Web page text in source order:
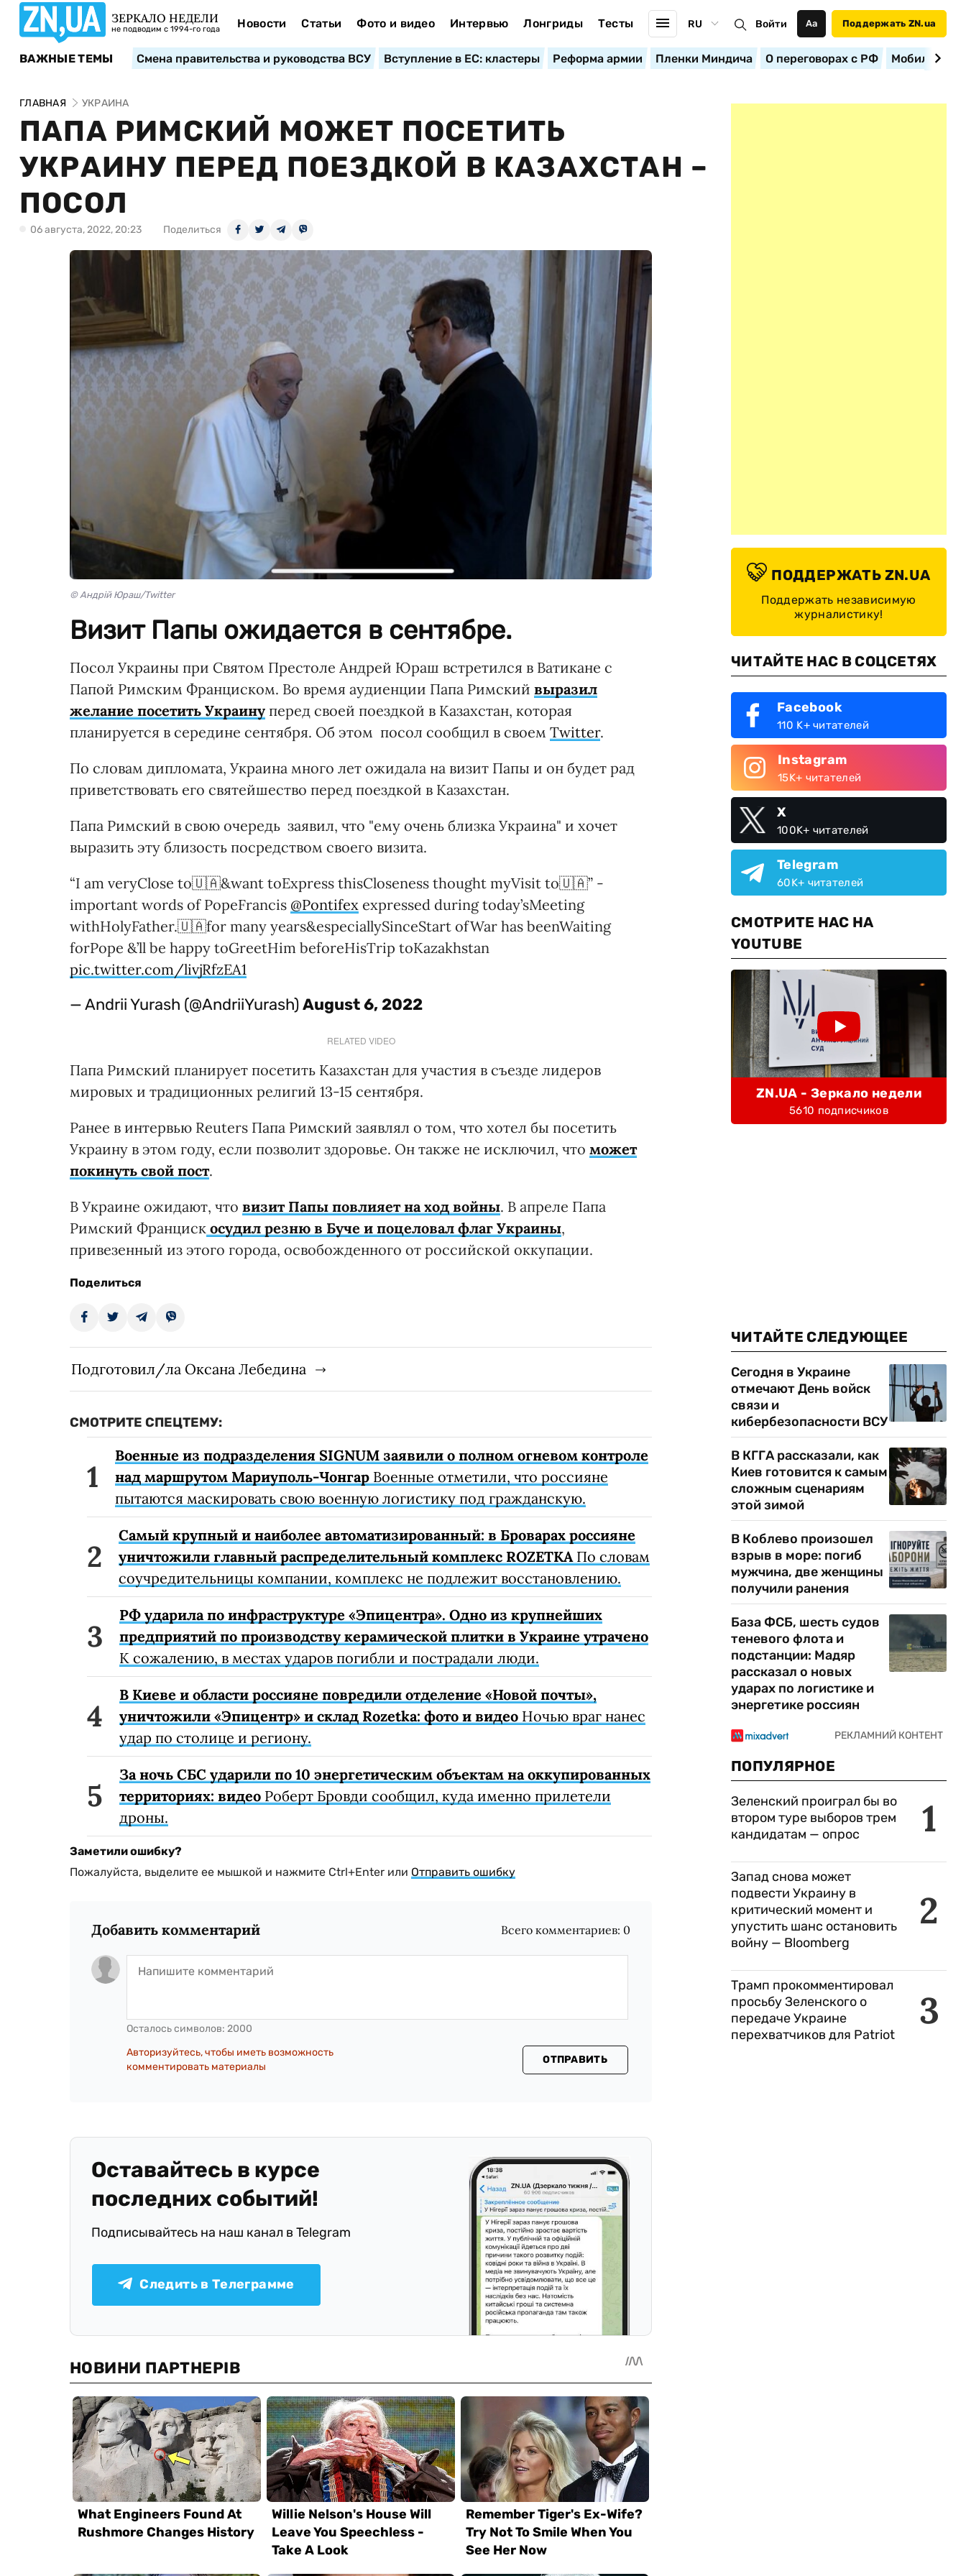
ЗЕРКАЛО НЕДЕЛИ
не подводим с 1994-го года Новости Статьи Фото и видео Интервью Лонгриды Тесты RU Войти Аа Поддержать ZN.ua
ВАЖНЫЕ ТЕМЫ Смена правительства и руководства ВСУ Вступление в ЕС: кластеры Реформа армии Пленки Миндича О переговорах с РФ
ГЛАВНАЯ УКРАИНА
ПАПА РИМСКИЙ МОЖЕТ ПОСЕТИТЬ
УКРАИНУ ПЕРЕД ПОЕЗДКОЙ В КАЗАХСТАН –
ПОСОЛ
06 августа, 2022, 20:23 Поделиться
© Андрій Юраш/Twitter
Визит Папы ожидается в сентябре.
Посол Украины при Святом Престоле Андрей Юраш встретился в Ватикане с
Папой Римским Франциском. Во время аудиенции Папа Римский выразил
желание посетить Украину перед своей поездкой в Казахстан, которая
планируется в середине сентября. Об этом посол сообщил в своем Twitter.
По словам дипломата, Украина много лет ожидала на визит Папы и он будет рад
приветствовать его святейшество перед поездкой в ​​Казахстан.
Папа Римский в свою очередь заявил, что "ему очень близка Украина" и хочет
выразить эту близость посредством своего визита.
“I am veryClose to🇺🇦&want toExpress thisCloseness thought myVisit to🇺🇦” -
important words of PopeFrancis @Pontifex expressed during today’sMeeting
withHolyFather.🇺🇦for many years&especiallySinceStart ofWar has beenWaiting
forPope &’ll be happy toGreetHim beforeHisTrip toKazakhstan
pic.twitter.com/livjRfzEA1
— Andrii Yurash (@AndriiYurash)August 6, 2022
RELATED VIDEO
Папа Римский планирует посетить Казахстан для участия в съезде лидеров
мировых и традиционных религий 13-15 сентября.
Ранее в интервью Reuters Папа Римский заявлял о том, что хотел бы посетить
Украину в этом году, если позволит здоровье. Он также не исключил, что может
покинуть свой пост.
В Украине ожидают, что визит Папы повлияет на ход войны. В апреле Папа
Римский Франциск осудил резню в Буче и поцеловал флаг Украины,
привезенный из этого города, освобожденного от российской оккупации.
Поделиться
Подготовил/ла Оксана Лебедина
СМОТРИТЕ СПЕЦТЕМУ:
Военные из подразделения SIGNUM заявили о полном огневом контроле
над маршрутом Мариуполь-Чонгар Военные отметили, что россияне
пытаются маскировать свою военную логистику под гражданскую.
Самый крупный и наиболее автоматизированный: в Броварах россияне
уничтожили главный распределительный комплекс ROZETKAПо словам
соучредительницы компании, комплекс не подлежит восстановлению.
РФ ударила по инфраструктуре «Эпицентра». Одно из крупнейших
предприятий по производству керамической плитки в Украине утрачено
К сожалению, в местах ударов погибли и пострадали люди.
В Киеве и области россияне повредили отделение «Новой почты»,
уничтожили «Эпицентр» и склад Rozetka: фото и видео Ночью враг нанес
удар по столице и региону.
За ночь СБС ударили по 10 энергетическим объектам на оккупированных
территориях: видео Роберт Бровди сообщил, куда именно прилетели
дроны.
Заметили ошибку?
Пожалуйста, выделите ее мышкой и нажмите Ctrl+Enter или Отправить ошибку
Добавить комментарий Всего комментариев: 0
Осталось символов: 2000
Авторизуйтесь, чтобы иметь возможность
комментировать материалы
ОТПРАВИТЬ
Оставайтесь в курсе
последних событий!
Подписывайтесь на наш канал в Telegram
Следить в Телеграмме
ПОДДЕРЖАТЬ ZN.UA
Поддержать независимую
журналистику!
ЧИТАЙТЕ НАС В СОЦСЕТЯХ
Facebook
110 K+ читателей
Instagram
15K+ читателей
X
100K+ читателей
Telegram
60K+ читателей
СМОТРИТЕ НАС НА
YOUTUBE
ZN.UA - Зеркало недели
5610 подписчиков
ЧИТАЙТЕ СЛЕДУЮЩЕЕ
Сегодня в Украине
отмечают День войск
связи и
кибербезопасности ВСУ
В КГГА рассказали, как
Киев готовится к самым
сложным сценариям
этой зимой
В Коблево произошел
взрыв в море: погиб
мужчина, две женщины
получили ранения
База ФСБ, шесть судов
теневого флота и
подстанции: Мадяр
рассказал о новых
ударах по логистике и
энергетике россиян
ПОПУЛЯРНОЕ
1
Зеленский проиграл бы во
втором туре выборов трем
кандидатам — опрос
2
Запад снова может
подвести Украину в
критический момент и
упустить шанс остановить
войну — Bloomberg
3
Трамп прокомментировал
просьбу Зеленского о
передаче Украине
перехватчиков для Patriot